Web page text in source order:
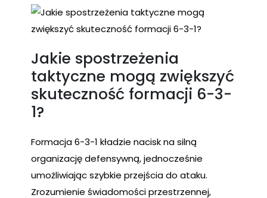
Jakie spostrzeżenia
taktyczne mogą zwiększyć
skuteczność formacji 6-3-
1?
Formacja 6-3-1 kładzie nacisk na silną
organizację defensywną, jednocześnie
umożliwiając szybkie przejścia do ataku.
Zrozumienie świadomości przestrzennej,